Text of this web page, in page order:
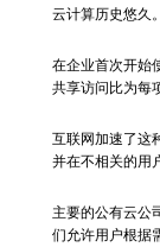
云计算历史悠久。
在企业首次开始
共享访问比为每
互联网加速了这
并在不相关的用
主要的公有云公
们允许用户根据